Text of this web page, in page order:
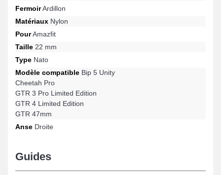
FermoirArdillon
Matériaux Nylon
PourAmazfit
Taille 22 mm
Type Nato
Modèle compatible Bip 5 Unity
Cheetah Pro
GTR 3 Pro Limited Edition
GTR 4 Limited Edition
GTR 47mm
Anse Droite
Guides